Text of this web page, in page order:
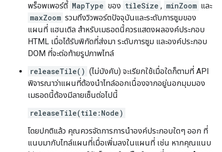
พร็อพเพอร์ตี้ MapType ของ tileSize , minZoom และ
maxZoom รวมถึงวิวพอร์ตปัจจุบันและระดับการซูมของ
แผนที่ แฮนเดิล สำหรับเมธอดนี้ควรแสดงผลองค์ประกอบ
HTML เมื่อได้รับพิกัดที่ส่งมา ระดับการซูม และองค์ประกอบ
DOM ที่จะต่อท้ายรูปภาพไทล์
releaseTile() (ไม่บังคับ) จะเรียกใช้เมื่อใดก็ตามที่ API
พิจารณาว่าแผนที่ต้องนำไทล์ออกเนื่องจากอยู่นอกมุมมอง
เมธอดนี้ต้องมีลายเซ็นต่อไปนี้
releaseTile(tile:Node)
โดยปกติแล้ว คุณควรจัดการการนำองค์ประกอบใดๆ ออก ที่
แนบมากับไทล์แผนที่เมื่อเพิ่มลงในแผนที่ เช่น หากคุณแนบ